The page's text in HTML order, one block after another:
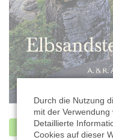
auf Lager
Durch die Nutzung
mit der Verwendung
Detaillierte
Cookies auf dieser